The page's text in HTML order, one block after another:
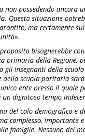
non possedendo ancora
Questa situazione
ma certamente
».
bisognerebbe
primaria della Regione,
gli insegnanti della
della scuola paritaria
ente presso il quale
un dignitoso tempo
del calo demografico e
complesso, importante
famiglie. Nessuno del